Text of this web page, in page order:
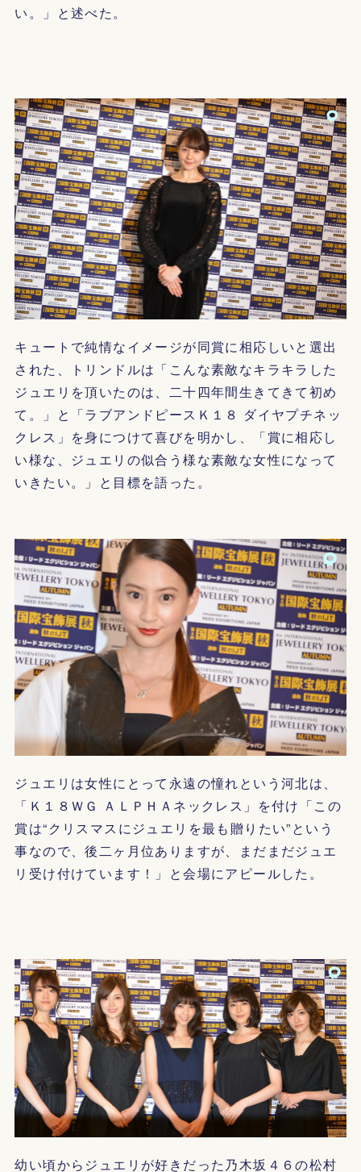
い。」と述べた。
キュートで純情なイメージが同賞に相応しいと選出
された、トリンドルは「こんな素敵なキラキラした
ジュエリを頂いたのは、二十四年間生きてきて初め
て。」と「ラブアンドピースＫ１８ ダイヤプチネッ
クレス」を身につけて喜びを明かし、「賞に相応し
い様な、ジュエリの似合う様な素敵な女性になって
いきたい。」と目標を語った。
ジュエリは女性にとって永遠の憧れという河北は、
「Ｋ１８ＷＧ ＡＬＰＨＡネックレス」を付け「この
賞は“クリスマスにジュエリを最も贈りたい”という
事なので、後二ヶ月位ありますが、まだまだジュエ
リ受け付けています！」と会場にアピールした。
幼い頃からジュエリが好きだった乃木坂４６の松村